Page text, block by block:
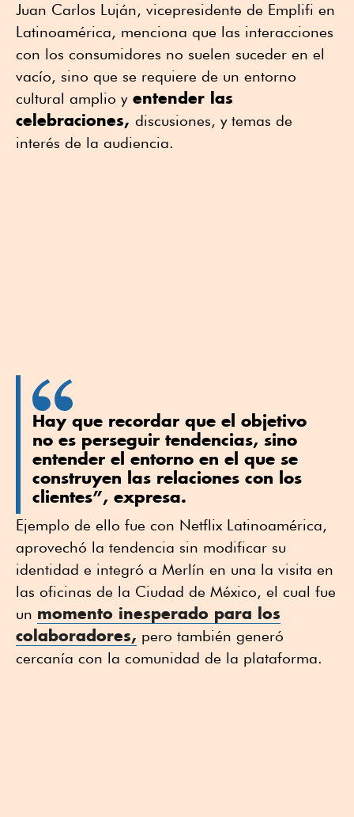
Juan Carlos Luján, vicepresidente de Emplifi en
Latinoamérica, menciona que las interacciones
con los consumidores no suelen suceder en el
vacío, sino que se requiere de un entorno
cultural amplio yentender las
celebraciones, discusiones, y temas de
interés de la audiencia.
Hay que recordar que el objetivo
no es perseguir tendencias, sino
entender el entorno en el que se
construyen las relaciones con los
clientes”, expresa.
Ejemplo de ello fue con Netflix Latinoamérica,
aprovechó la tendencia sin modificar su
identidad e integró a Merlín en una la visita en
las oficinas de la Ciudad de México, el cual fue
un momento inesperado para los
colaboradores, pero también generó
cercanía con la comunidad de la plataforma.